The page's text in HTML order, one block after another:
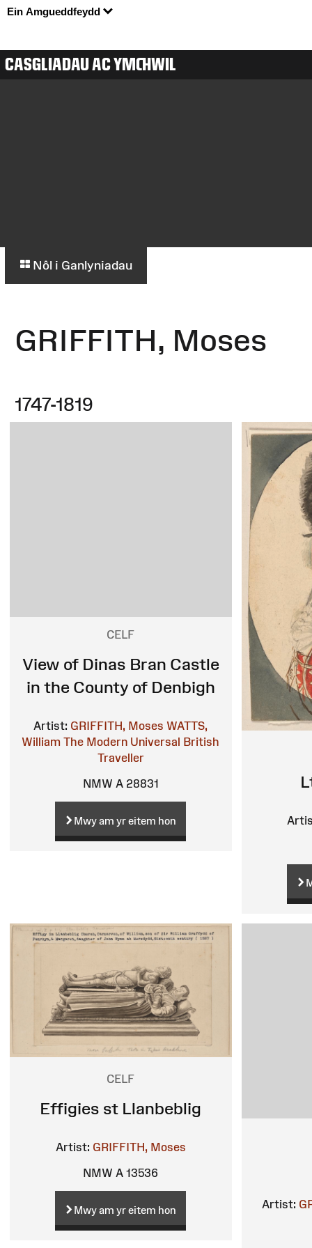
Ein Amgueddfeydd
CASGLIADAU AC YMCHWIL
Nôl i Ganlyniadau
GRIFFITH, Moses
1747-1819
CELF
View of Dinas Bran Castle
in the County of Denbigh
Artist: GRIFFITH, Moses WATTS,
William The Modern Universal British
Traveller
NMW A 28831
Mwy am yr eitem hon
CELF
Effigies st Llanbeblig
Artist: GRIFFITH, Moses
NMW A 13536
Mwy am yr eitem hon Artist: